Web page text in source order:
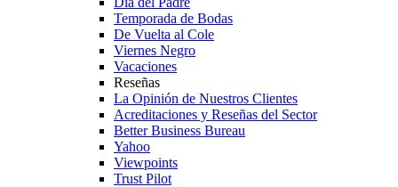
Temporada de Bodas
De Vuelta al Cole
Viernes Negro
Vacaciones
Reseñas
La Opinión de Nuestros Clientes
Acreditaciones y Reseñas del Sector
Better Business Bureau
Yahoo
Viewpoints
Trust Pilot